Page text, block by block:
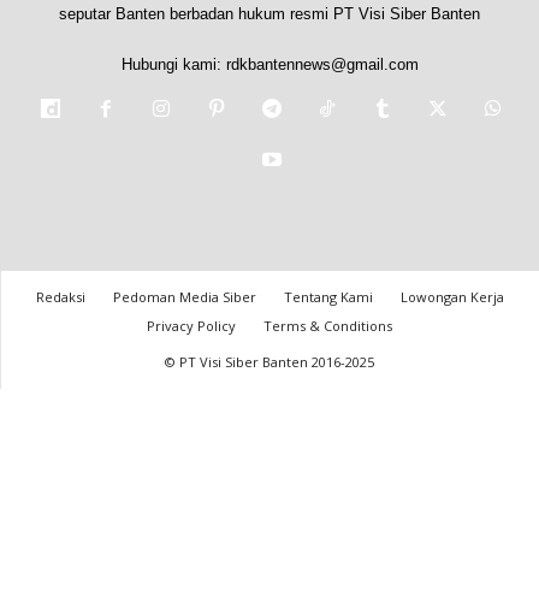
seputar Banten berbadan hukum resmi PT Visi Siber Banten
Hubungi kami: rdkbantennews@gmail.com
Redaksi Pedoman Media Siber Tentang Kami
Lowongan Kerja
Privacy Policy
Terms & Conditions
© PT Visi Siber Banten 2016-2025